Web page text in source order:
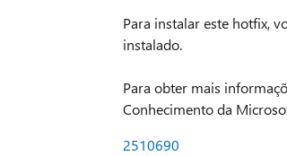
Para instalar este hotfix,
instalado.
Para obter mais
Conhecimento da
2510690